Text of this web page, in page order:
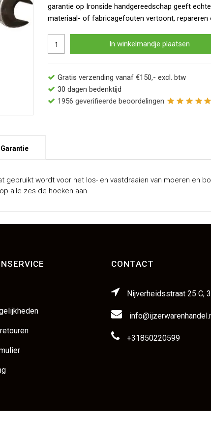
garantie op Ironside handgereedschap geeft
materiaal- of fabricagefouten vertoont, repareren
In winkelmandje plaatsen
Gratis verzending vanaf €150,- excl. btw
30 dagen bedenktijd
1956 geverifieerde beoordelingen
gebruikt wordt voor het los- en vastdraaien van moeren en
alle zes de hoeken aan
Garantie
CONTACT
Nijverheidsstraat 25 C,
+31850220599